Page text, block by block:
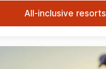
All-inclusive resorts